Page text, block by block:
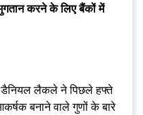
करने के लिए बैंकों में
डैनियल लैकले ने पिछले हफ्ते
बनाने वाले गुणों के बारे